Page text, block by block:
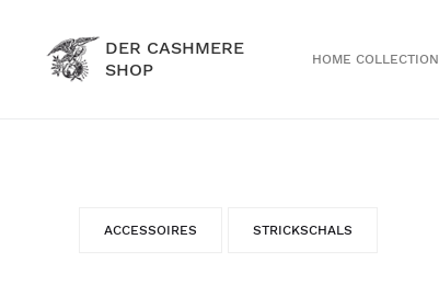
DER CASHMERE
SHOP
HOME COLLECTION
ACCESSOIRES STRICKSCHALS